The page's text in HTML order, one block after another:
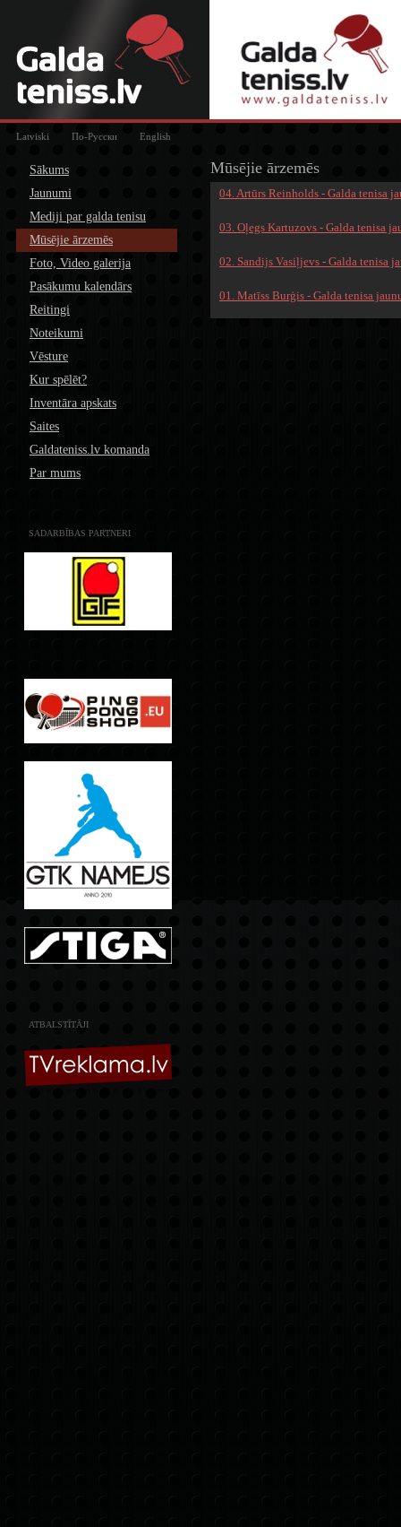
Latviski По-Русски English
Sākums
Jaunumi
Mediji par galda tenisu
Mūsējie ārzemēs
Foto, Video galerija
Pasākumu kalendārs
Reitingi
Noteikumi
Vēsture
Kur spēlēt?
Inventāra apskats
Saites
Galdateniss.lv komanda
Par mums
SADARBĪBAS PARTNERI
ATBALSTĪTĀJI
Mūsējie ārzemēs
04. Artūrs Reinholds - Galda tenisa
03. Oļegs Kartuzovs - Galda tenisa
02. Sandijs Vasiļjevs - Galda tenisa
01. Matīss Burģis - Galda tenisa